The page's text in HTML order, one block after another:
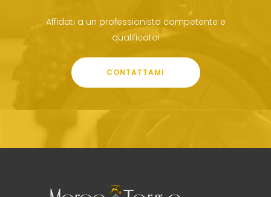
Affidati a un professionista competente e
qualificato!
CONTATTAMI